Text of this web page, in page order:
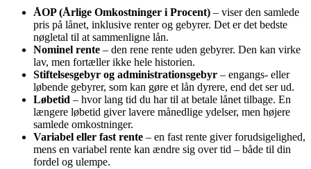
ÅOP (Årlige Omkostninger i Procent) – viser den samlede
pris på lånet, inklusive renter og gebyrer. Det er det bedste
nøgletal til at sammenligne lån.
Nominel rente – den rene rente uden gebyrer. Den kan virke
lav, men fortæller ikke hele historien.
Stiftelsesgebyr og administrationsgebyr – engangs- eller
løbende gebyrer, som kan gøre et lån dyrere, end det ser ud.
Løbetid – hvor lang tid du har til at betale lånet tilbage. En
længere løbetid giver lavere månedlige ydelser, men højere
samlede omkostninger.
Variabel eller fast rente – en fast rente giver forudsigelighed,
mens en variabel rente kan ændre sig over tid – både til din
fordel og ulempe.